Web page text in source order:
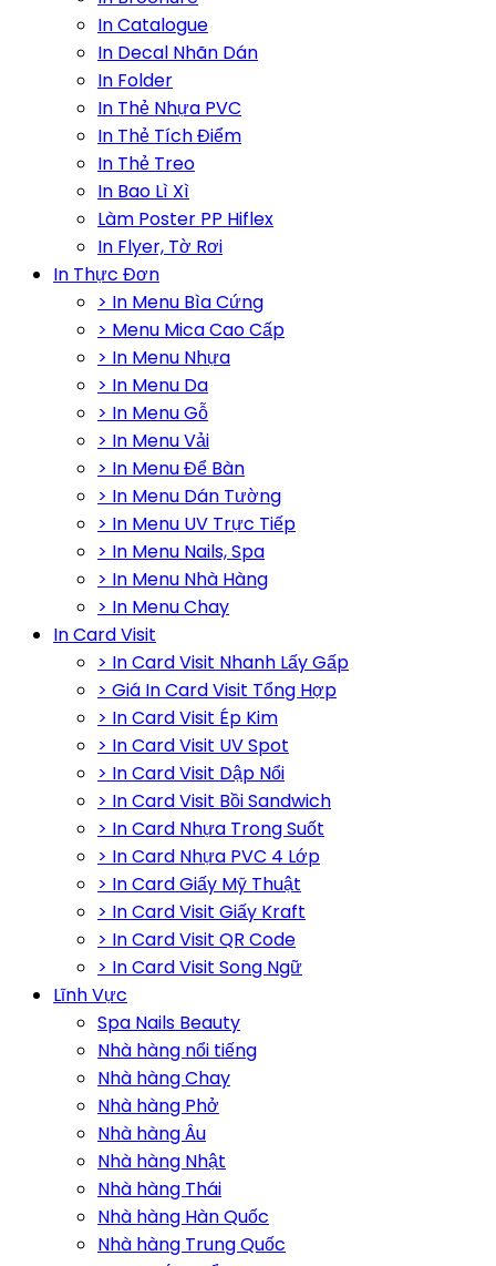
In Catalogue
In Decal Nhãn Dán
In Folder
In Thẻ Nhựa PVC
In Thẻ Tích Điểm
In Thẻ Treo
In Bao Lì Xì
Làm Poster PP Hiflex
In Flyer, Tờ Rơi
In Thực Đơn
> In Menu Bìa Cứng
> Menu Mica Cao Cấp
> In Menu Nhựa
> In Menu Da
> In Menu Gỗ
> In Menu Vải
> In Menu Để Bàn
> In Menu Dán Tường
> In Menu UV Trực Tiếp
> In Menu Nails, Spa
> In Menu Nhà Hàng
> In Menu Chay
In Card Visit
> In Card Visit Nhanh Lấy Gấp
> Giá In Card Visit Tổng Hợp
> In Card Visit Ép Kim
> In Card Visit UV Spot
> In Card Visit Dập Nổi
> In Card Visit Bồi Sandwich
> In Card Nhựa Trong Suốt
> In Card Nhựa PVC 4 Lớp
> In Card Giấy Mỹ Thuật
> In Card Visit Giấy Kraft
> In Card Visit QR Code
> In Card Visit Song Ngữ
Lĩnh Vực
Spa Nails Beauty
Nhà hàng nổi tiếng
Nhà hàng Chay
Nhà hàng Phở
Nhà hàng Âu
Nhà hàng Nhật
Nhà hàng Thái
Nhà hàng Hàn Quốc
Nhà hàng Trung Quốc